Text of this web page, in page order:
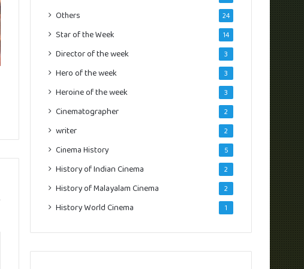
Others 24
Star of the Week 14
Director of the week 3
Hero of the week 3
Heroine of the week 3
Cinematographer 2
writer 2
Cinema History 5
History of Indian Cinema 2
History of Malayalam Cinema 2
History World Cinema 1